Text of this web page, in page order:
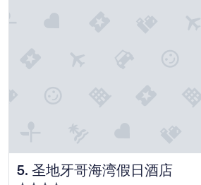
5. 圣地牙哥海湾假日酒店
圣地牙哥海湾假日酒店